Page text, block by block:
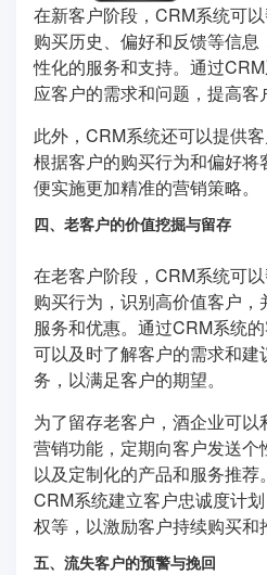
在新客户阶段，CRM系统可
购买历史、偏好和反馈等信
性化的服务和支持。通过
应客户的需求和问题，提高客
此外，CRM系统还可以提供
根据客户的购买行为和偏好
便实施更加精准的营销策略。
四、老客户的价值挖掘与留存
在老客户阶段，CRM系统可
购买行为，识别高价值客户
服务和优惠。通过CRM系统
可以及时了解客户的需求和建
务，以满足客户的期望。
为了留存老客户，酒企业可
营销功能，定期向客户发送个
以及定制化的产品和服务推
CRM系统建立客户忠诚度计
权等，以激励客户持续购买和
五、流失客户的预警与挽回